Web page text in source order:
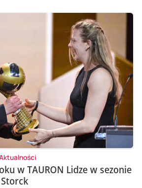
w TAURON Lidze w sezonie